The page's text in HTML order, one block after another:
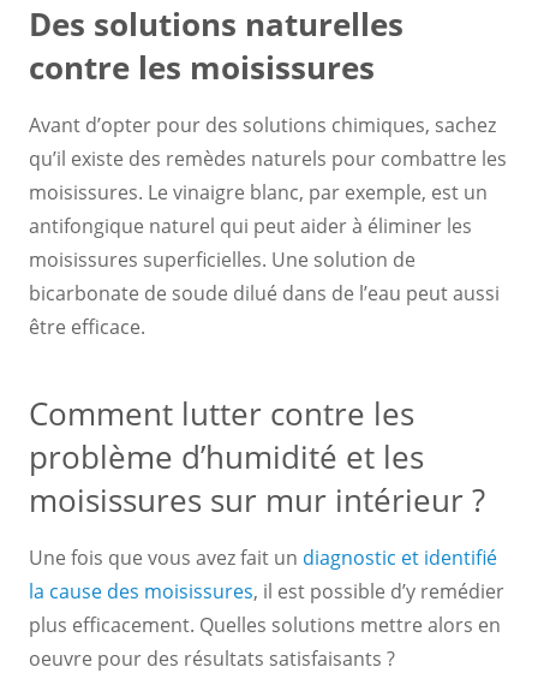
Des solutions naturelles
contre les moisissures
Avant d’opter pour des solutions chimiques, sachez
qu’il existe des remèdes naturels pour combattre les
moisissures. Le vinaigre blanc, par exemple, est un
antifongique naturel qui peut aider à éliminer les
moisissures superficielles. Une solution de
bicarbonate de soude dilué dans de l’eau peut aussi
être efficace.
Comment lutter contre les
problème d’humidité et les
moisissures sur mur intérieur ?
Une fois que vous avez fait un diagnostic et identifié
la cause des moisissures, il est possible d’y remédier
plus efficacement. Quelles solutions mettre alors en
oeuvre pour des résultats satisfaisants ?